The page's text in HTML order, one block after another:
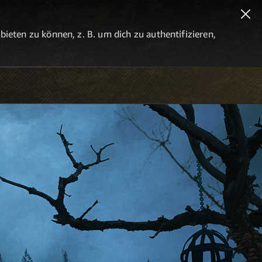
zu können, z. B. um dich zu authentifizieren,